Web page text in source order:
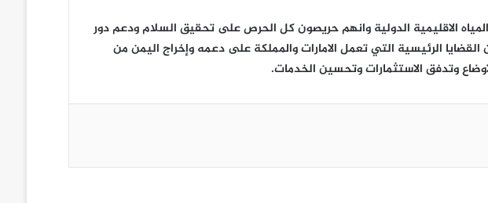
الاقليمية الدولية وانهم حريصون كل الحرص على تحقيق السلام ودعم دور
الرئيسية التي تعمل الامارات والمملكة على دعمه وإخراج اليمن من
وتدفق الاستثمارات وتحسين الخدمات.